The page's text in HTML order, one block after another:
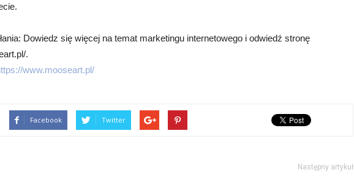
Dowiedz się więcej na temat marketingu internetowego i odwiedź stronę
.
www.mooseart.pl/
Facebook Twitter
Następny artykuł